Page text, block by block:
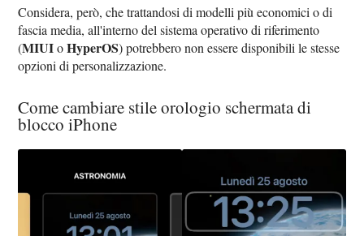
Considera, però, che trattandosi di modelli più economici o di
fascia media, all'interno del sistema operativo di riferimento
(MIUIoHyperOS) potrebbero non essere disponibili le stesse
opzioni di personalizzazione.
Come cambiare stile orologio schermata di
blocco iPhone